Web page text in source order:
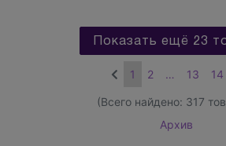
Показать ещё 23
1 2 … 13 14
(Всего найдено: 317
Архив